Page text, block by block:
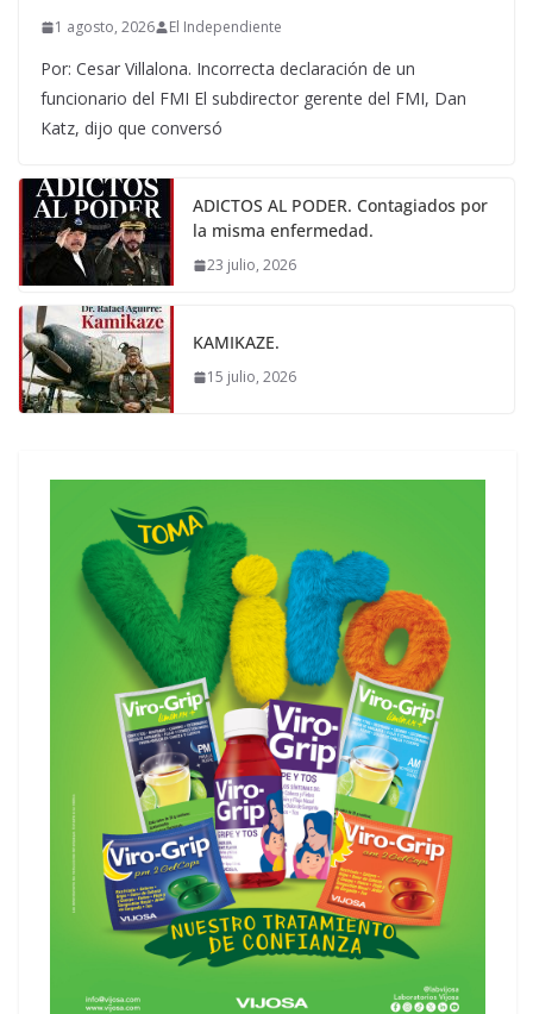
1 agosto, 2026 El Independiente
Por: Cesar Villalona. Incorrecta declaración de un
funcionario del FMI El subdirector gerente del FMI, Dan
Katz, dijo que conversó
ADICTOS AL PODER. Contagiados por
la misma enfermedad.
23 julio, 2026
KAMIKAZE.
15 julio, 2026